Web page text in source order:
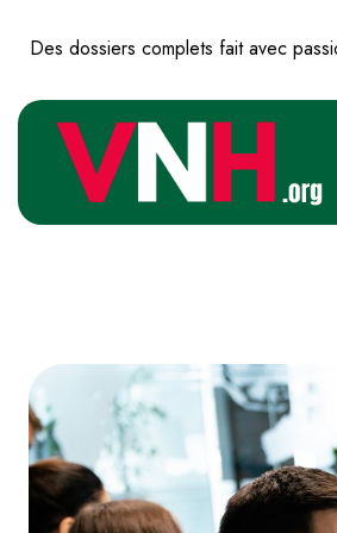
Des dossiers complets fait avec